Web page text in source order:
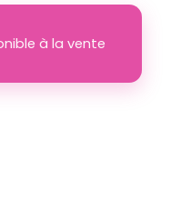
à la vente